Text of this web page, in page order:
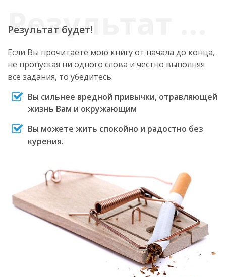
Результат будет!
Если Вы прочитаете мою книгу от начала до конца,
не пропуская ни одного слова и честно выполняя
все задания, то убедитесь:
Вы сильнее вредной привычки, отравляющей
жизнь Вам и окружающим
Вы можете жить спокойно и радостно без
курения.